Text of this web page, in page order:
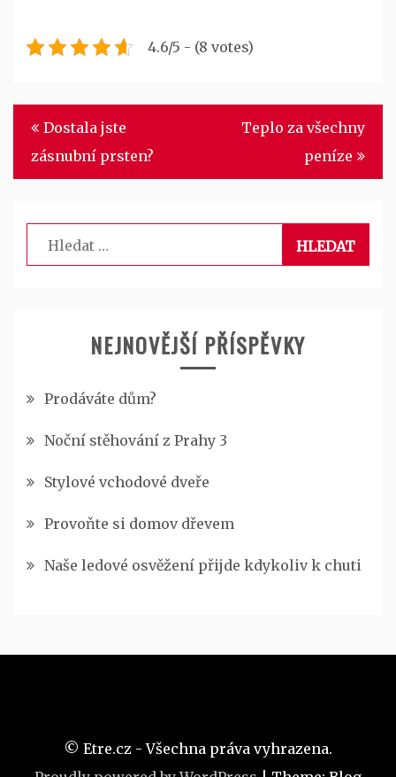
4.6/5 - (8 votes)
Navigace
pro
příspěvek
Dostala jste
zásnubní prsten?
Teplo za všechny
peníze
Vyhledávání
NEJNOVĚJŠÍ PŘÍSPĚVKY
Prodáváte dům?
Noční stěhování z Prahy 3
Stylové vchodové dveře
Provoňte si domov dřevem
Naše ledové osvěžení přijde kdykoliv k chuti
© Etre.cz - Všechna práva vyhrazena.